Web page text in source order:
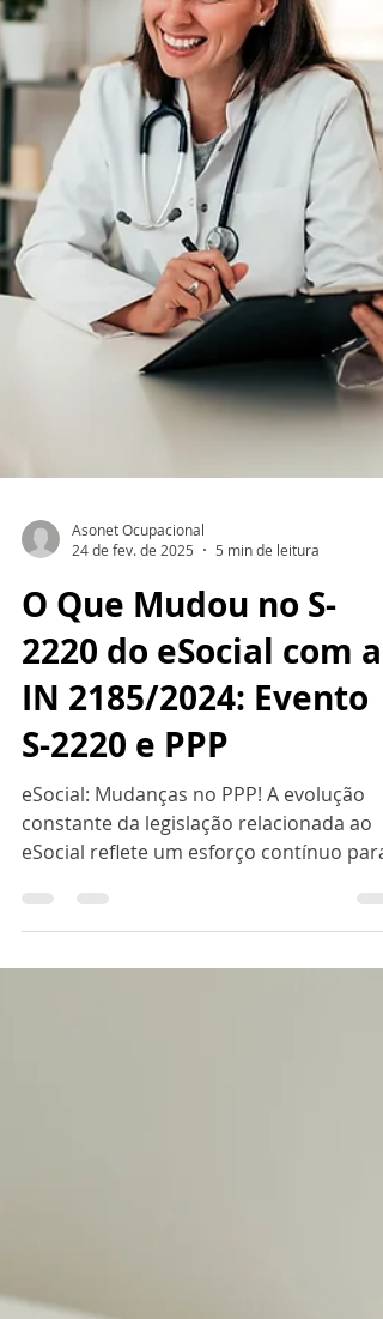
Asonet Ocupacional
24 de fev. de 2025
5 min de leitura
O Que Mudou no S-
2220 do eSocial com a
IN 2185/2024: Evento
S-2220 e PPP
eSocial: Mudanças no PPP! A evolução